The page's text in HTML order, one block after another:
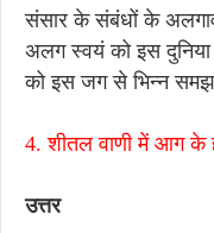
संसार के संबंधों के
अलग स्वयं को इस
को इस जग से भिन्न
4. शीतल वाणी में आग के
उत्तर